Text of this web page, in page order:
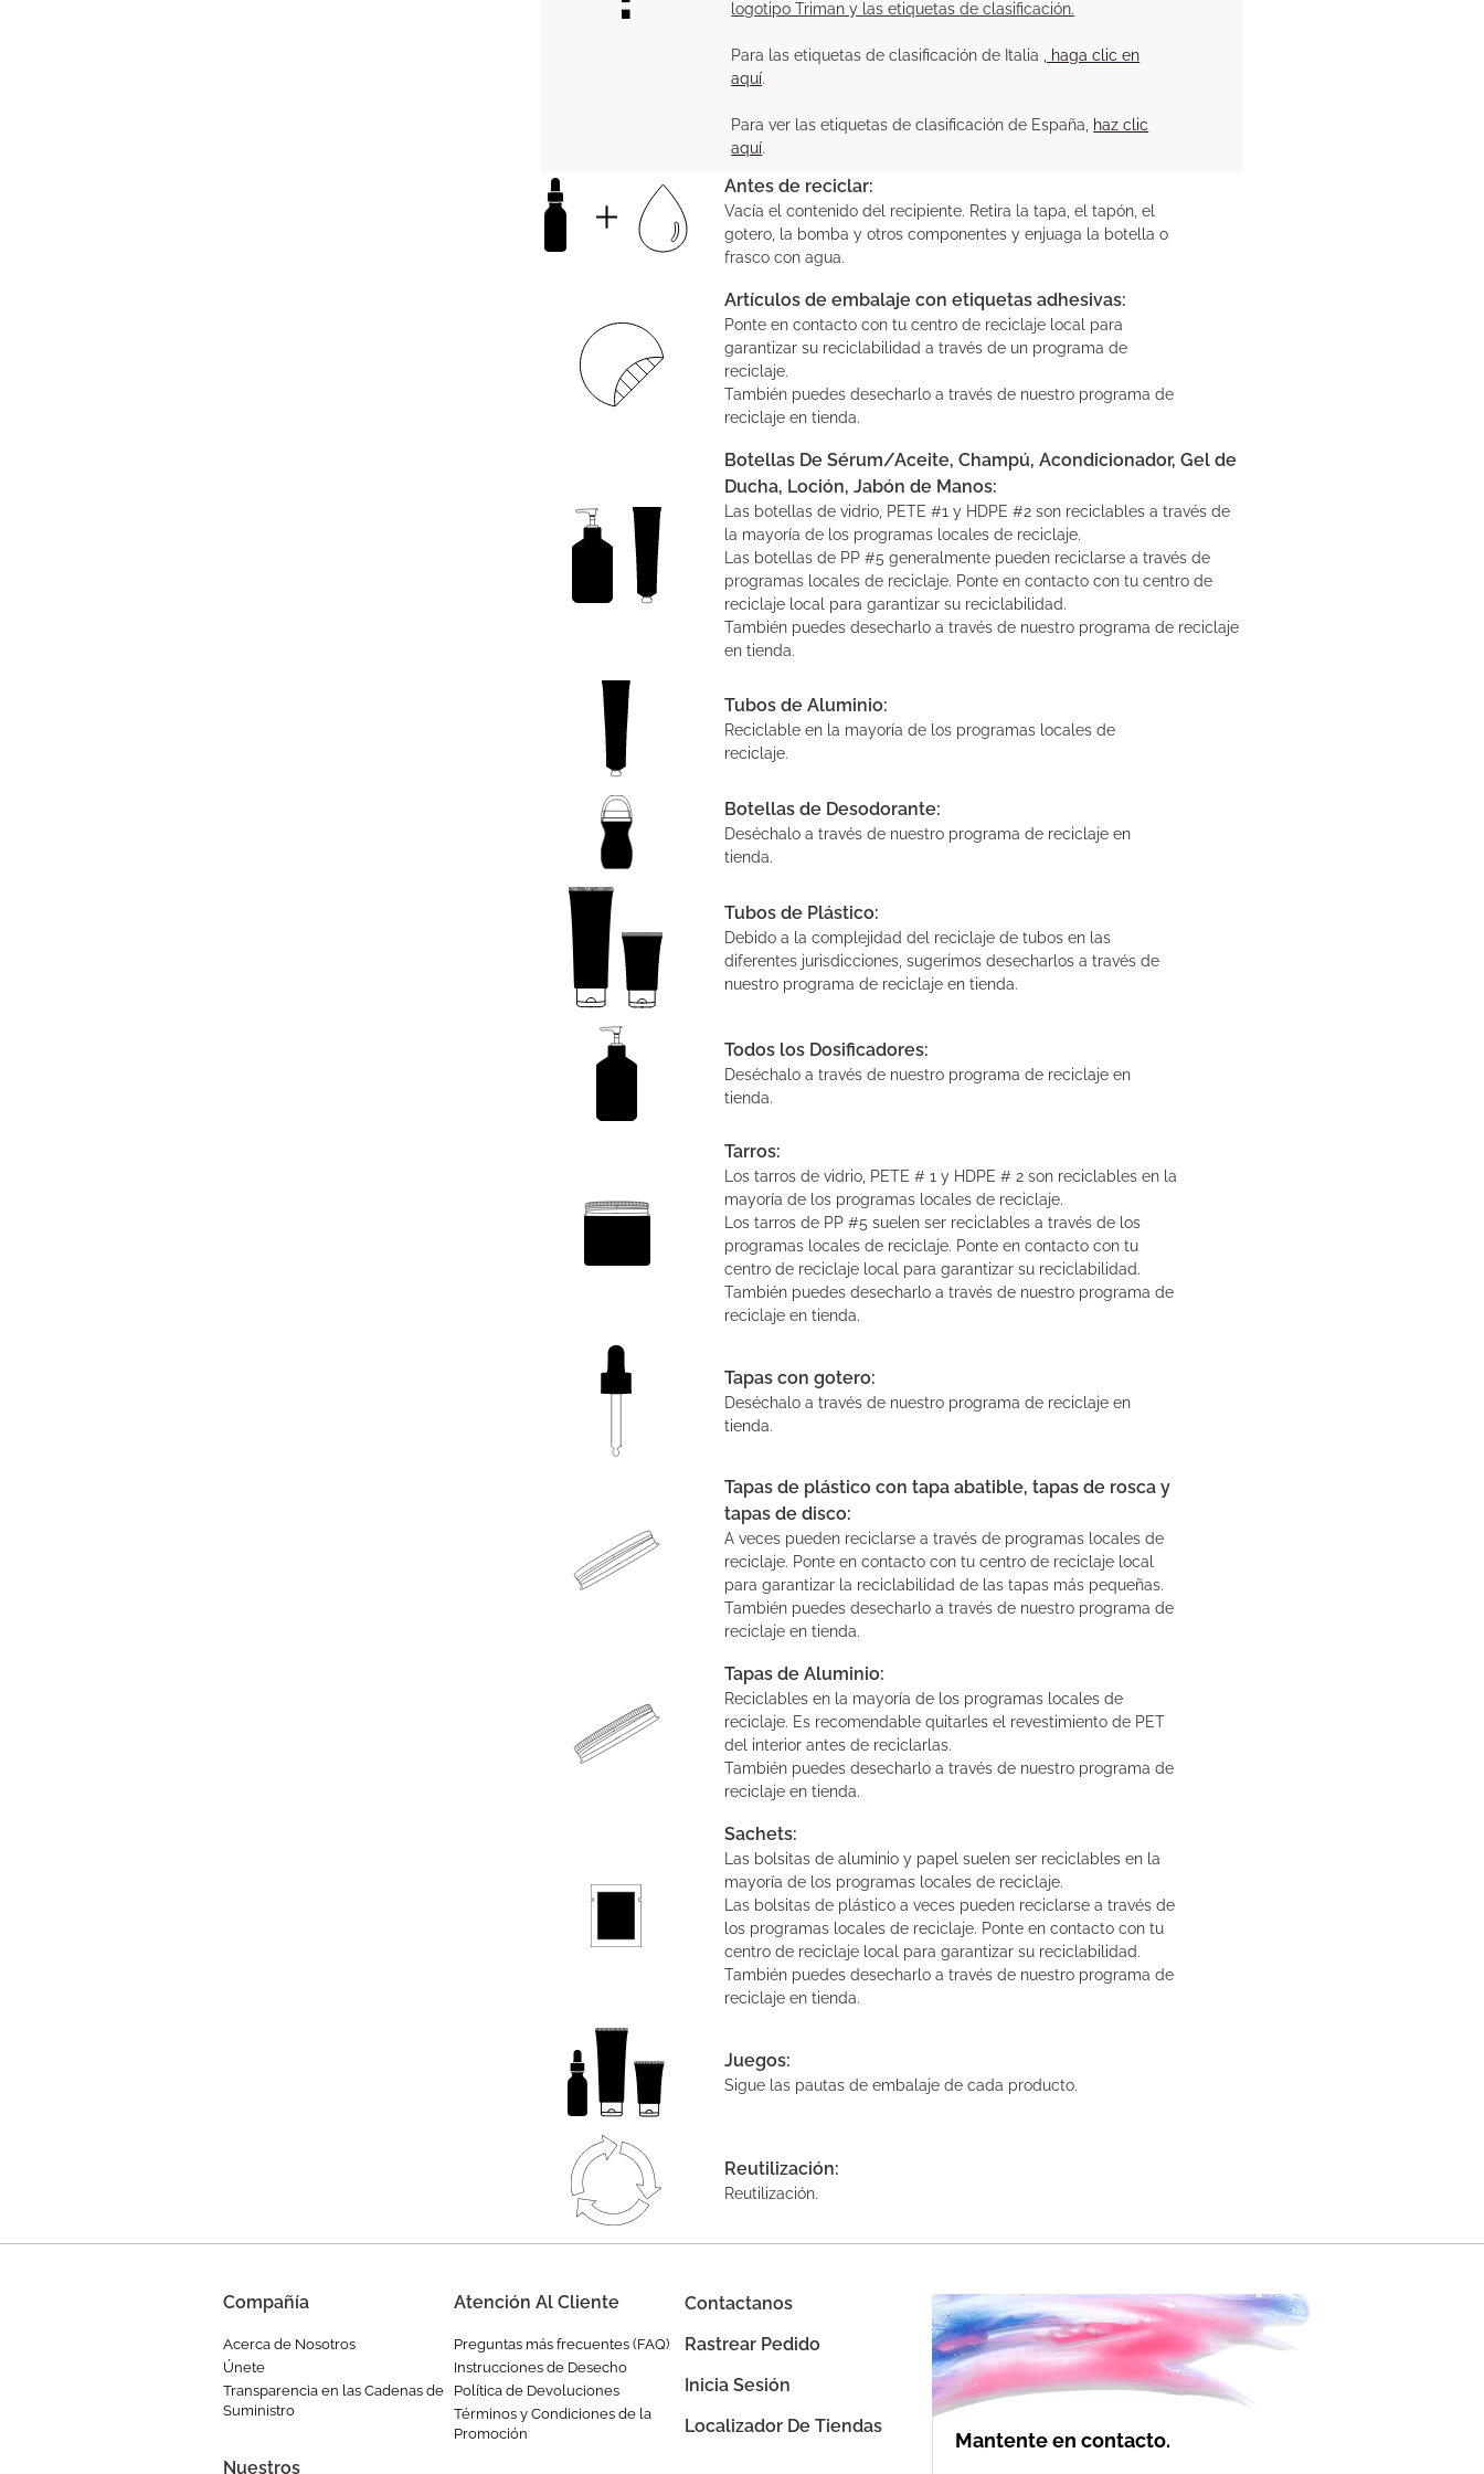
logotipo Triman y las etiquetas de clasificación.
Para las etiquetas de clasificación de Italia
, haga clic en
aquí.
Para ver las etiquetas de clasificación de España,
haz clic
aquí.
Antes de reciclar:
Vacía el contenido del recipiente. Retira la tapa, el tapón, el
gotero, la bomba y otros componentes y enjuaga la botella o
frasco con agua.
Artículos de embalaje con etiquetas adhesivas:
Ponte en contacto con tu centro de reciclaje local para
garantizar su reciclabilidad a través de un programa de
reciclaje.
También puedes desecharlo a través de nuestro programa de
reciclaje en tienda.
Botellas De Sérum/Aceite, Champú, Acondicionador, Gel de
Ducha, Loción, Jabón de Manos:
Las botellas de vidrio, PETE #1 y HDPE #2 son reciclables a través de
la mayoría de los programas locales de reciclaje.
Las botellas de PP #5 generalmente pueden reciclarse a través de
programas locales de reciclaje. Ponte en contacto con tu centro de
reciclaje local para garantizar su reciclabilidad.
También puedes desecharlo a través de nuestro programa de reciclaje
en tienda.
Tubos de Aluminio:
Reciclable en la mayoría de los programas locales de
reciclaje.
Botellas de Desodorante:
Deséchalo a través de nuestro programa de reciclaje en
tienda.
Tubos de Plástico:
Debido a la complejidad del reciclaje de tubos en las
diferentes jurisdicciones, sugerimos desecharlos a través de
nuestro programa de reciclaje en tienda.
Todos los Dosificadores:
Deséchalo a través de nuestro programa de reciclaje en
tienda.
Tarros:
Los tarros de vidrio, PETE # 1 y HDPE # 2 son reciclables en la
mayoría de los programas locales de reciclaje.
Los tarros de PP #5 suelen ser reciclables a través de los
programas locales de reciclaje. Ponte en contacto con tu
centro de reciclaje local para garantizar su reciclabilidad.
También puedes desecharlo a través de nuestro programa de
reciclaje en tienda.
Tapas con gotero:
Deséchalo a través de nuestro programa de reciclaje en
tienda.
Tapas de plástico con tapa abatible, tapas de rosca y
tapas de disco:
A veces pueden reciclarse a través de programas locales de
reciclaje. Ponte en contacto con tu centro de reciclaje local
para garantizar la reciclabilidad de las tapas más pequeñas.
También puedes desecharlo a través de nuestro programa de
reciclaje en tienda.
Tapas de Aluminio:
Reciclables en la mayoría de los programas locales de
reciclaje. Es recomendable quitarles el revestimiento de PET
del interior antes de reciclarlas.
También puedes desecharlo a través de nuestro programa de
reciclaje en tienda.
Sachets:
Las bolsitas de aluminio y papel suelen ser reciclables en la
mayoría de los programas locales de reciclaje.
Las bolsitas de plástico a veces pueden reciclarse a través de
los programas locales de reciclaje. Ponte en contacto con tu
centro de reciclaje local para garantizar su reciclabilidad.
También puedes desecharlo a través de nuestro programa de
reciclaje en tienda.
Juegos:
Sigue las pautas de embalaje de cada producto.
Reutilización:
Reutilización.
Mantente en contacto.
Compañía
Acerca de Nosotros
Únete
Transparencia en las Cadenas de
Suministro
Nuestros
Atención Al Cliente
Preguntas más frecuentes (FAQ)
Instrucciones de Desecho
Política de Devoluciones
Términos y Condiciones de la
Promoción
Contactanos
Rastrear Pedido
Inicia Sesión
Localizador De Tiendas